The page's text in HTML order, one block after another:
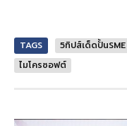
TAGS 5ทิปส์เด็ดปั้นSME
ไมโครซอฟต์